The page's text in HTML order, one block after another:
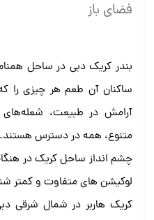
فضای باز
بندر کریک دبی در ساحل
ساکنان آن طعم هر چیزی را
آرامش در طبیعت، شعله‌های
متنوع، همه در دسترس هستند.
چشم انداز ساحل کریک در
لوکیشن های متفاوت و کمتر
کریک هاربر در شمال شرقی